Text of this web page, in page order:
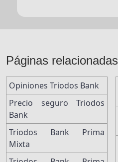
Páginas relacionadas
Opiniones Triodos Bank
Precio seguro Triodos
Bank
Triodos Bank Prima
Mixta